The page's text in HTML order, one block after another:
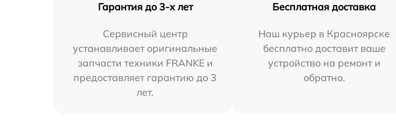
Гарантия до 3-х лет
Сервисный центр
устанавливает оригинальные
запчасти техники FRANKE и
предоставляет гарантию до 3
лет.
Бесплатная доставка
Наш курьер в Красноярске
бесплатно доставит ваше
устройство на ремонт и
обратно.